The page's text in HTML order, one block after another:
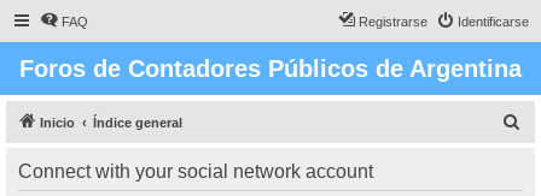
FAQ Identificarse
Registrarse
Foros de Contadores Públicos de Argentina
Inicio Índice general
Connect with your social network account